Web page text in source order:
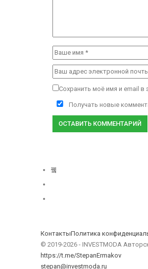
Сохранить моё имя и email
Получать новые
КонтактыПолитика
© 2019-2026 - INVESTMODA
https://t.me/StepanErmakov
stepan@investmoda.ru